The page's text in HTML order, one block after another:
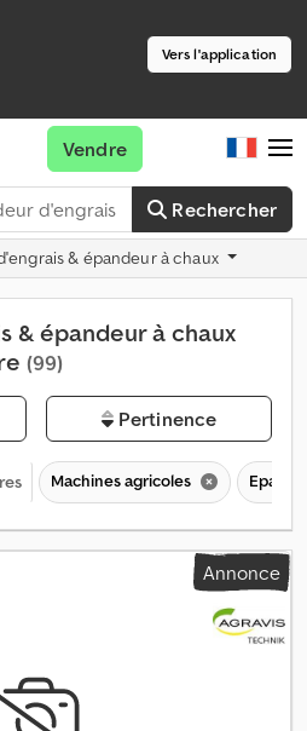
Vers l'application
Rechercher
Vendre
& épandeur à chaux
& épandeur à chaux
(99)
Pertinence
Machines agricoles
Annonce